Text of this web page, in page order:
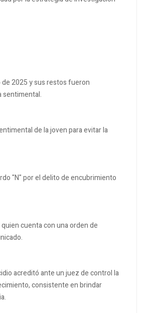
de 2025 y sus restos fueron
sentimental.
de la joven para evitar la
"N" por el delito de encubrimiento
cuenta con una orden de
acreditó ante un juez de control la
consistente en brindar